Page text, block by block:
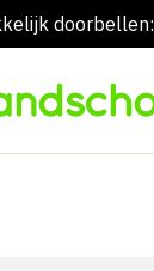
doorbellen: